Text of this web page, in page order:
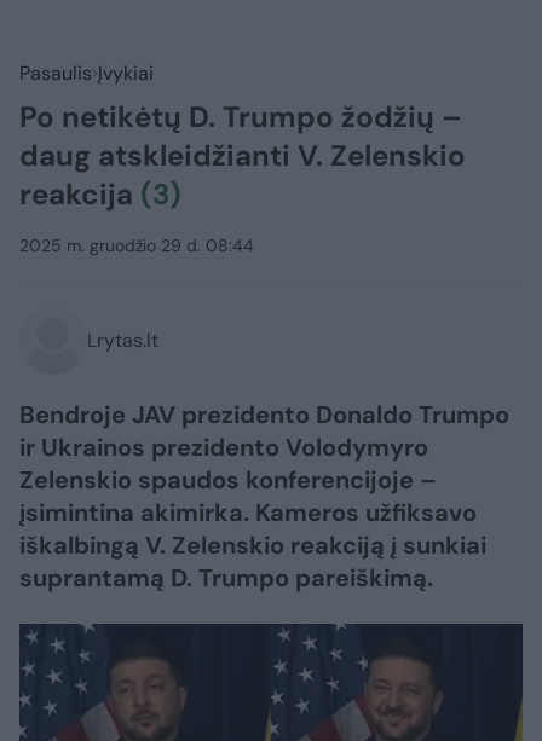
Pasaulis Įvykiai
Po netikėtų D. Trumpo žodžių –
daug atskleidžianti V. Zelenskio
reakcija (3)
2025 m. gruodžio 29 d. 08:44
Lrytas.lt
Bendroje JAV prezidento Donaldo Trumpo
ir Ukrainos prezidento Volodymyro
Zelenskio spaudos konferencijoje –
įsimintina akimirka. Kameros užfiksavo
iškalbingą V. Zelenskio reakciją į sunkiai
suprantamą D. Trumpo pareiškimą.